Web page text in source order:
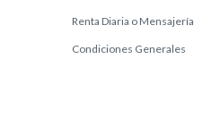
Renta Diaria o Mensajería
Condiciones Generales